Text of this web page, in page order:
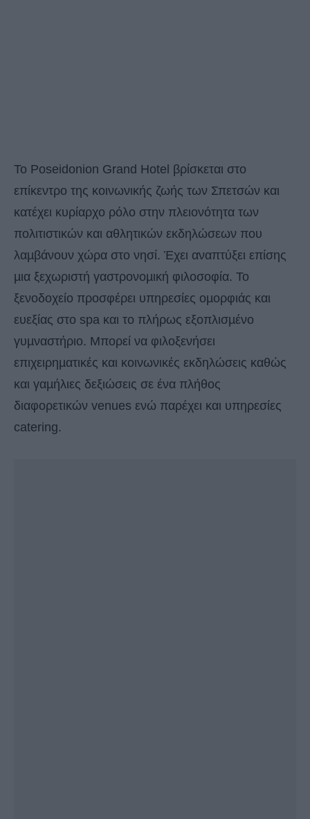
Το Poseidonion Grand Hotel βρίσκεται στο
επίκεντρο της κοινωνικής ζωής των Σπετσών και
κατέχει κυρίαρχο ρόλο στην πλειονότητα των
πολιτιστικών και αθλητικών εκδηλώσεων που
λαµβάνουν χώρα στο νησί. Έχει αναπτύξει επίσης
µια ξεχωριστή γαστρονοµική φιλοσοφία. Το
ξενοδοχείο προσφέρει υπηρεσίες οµορφιάς και
ευεξίας στο spa και το πλήρως εξοπλισµένο
γυµναστήριο. Μπορεί να φιλοξενήσει
επιχειρηµατικές και κοινωνικές εκδηλώσεις καθώς
και γαµήλιες δεξιώσεις σε ένα πλήθος
διαφορετικών venues ενώ παρέχει και υπηρεσίες
catering.